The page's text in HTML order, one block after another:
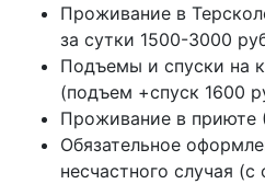
Проживание в
за сутки 1500-3000
Подъемы и спуски на
(подъем +спуск 1600
Проживание в приюте
Обязательное
несчастного случая